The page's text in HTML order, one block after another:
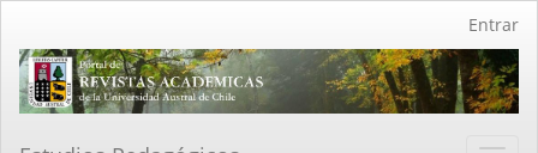
Contenido
principal
Barra
Entrar